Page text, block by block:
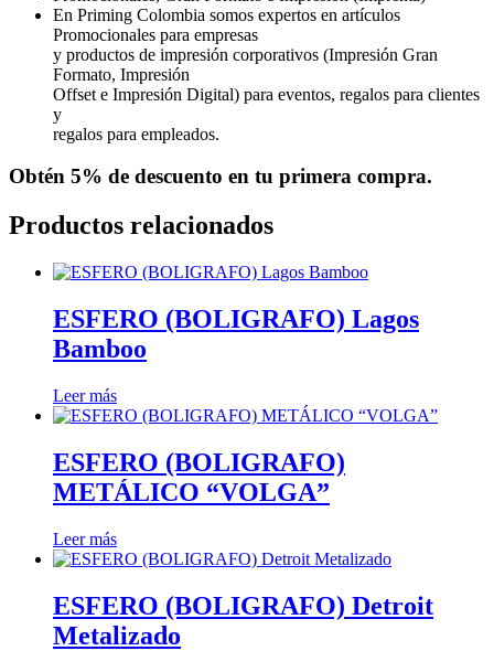
En Priming Colombia somos expertos en artículos
Promocionales para empresas
y productos de impresión corporativos (Impresión Gran
Formato, Impresión
Offset e Impresión Digital) para eventos, regalos para clientes
y
regalos para empleados.
Obtén 5% de descuento en tu primera compra.
Productos relacionados
ESFERO (BOLIGRAFO) Lagos
Bamboo
Leer más
ESFERO (BOLIGRAFO)
METÁLICO “VOLGA”
Leer más
ESFERO (BOLIGRAFO) Detroit
Metalizado